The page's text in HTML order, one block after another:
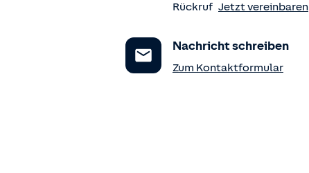
Rückruf Jetzt vereinbaren
Nachricht schreiben
Zum Kontaktformular